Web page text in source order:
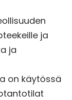
ja
ja
on käytössä